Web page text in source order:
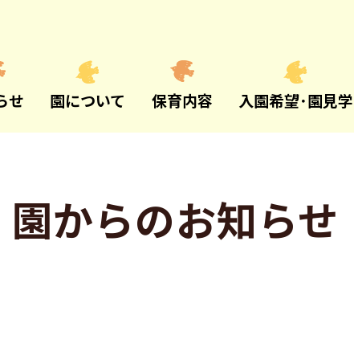
せ 園について 保育内容 入園希望･園見学
園からのお知らせ